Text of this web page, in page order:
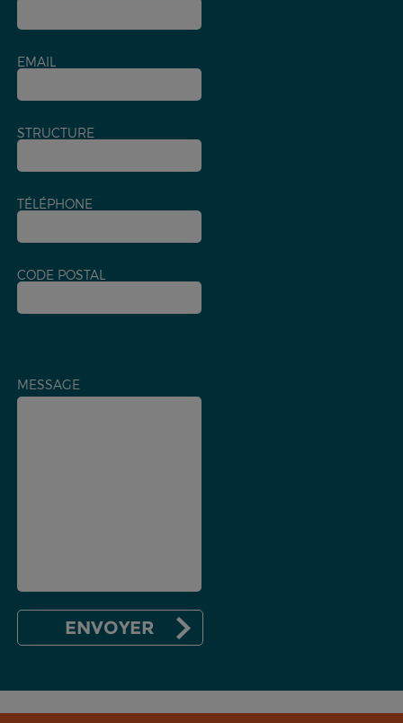
EMAIL
STRUCTURE
TÉLÉPHONE
CODE POSTAL
MESSAGE